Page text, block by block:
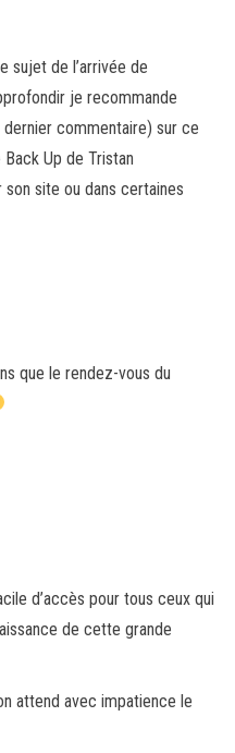
sujet de l’arrivée de
je recommande
dernier commentaire) sur ce
Up de Tristan
site ou dans certaines
que le rendez-vous du
d’accès pour tous ceux qui
de cette grande
attend avec impatience le